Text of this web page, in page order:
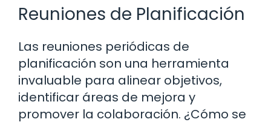
Reuniones de Planificación
Las reuniones periódicas de
planificación son una herramienta
invaluable para alinear objetivos,
identificar áreas de mejora y
promover la colaboración. ¿Cómo se